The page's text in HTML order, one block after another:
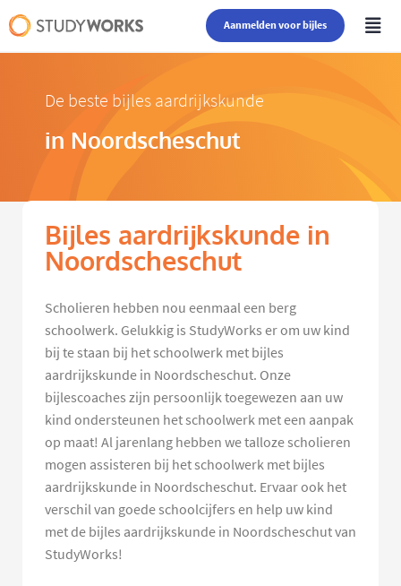
Aanmelden voor bijles
De beste bijles aardrijkskunde
in Noordscheschut
Bijles aardrijkskunde in
Noordscheschut
Scholieren hebben nou eenmaal een berg
schoolwerk. Gelukkig is StudyWorks er om uw kind
bij te staan bij het schoolwerk met bijles
aardrijkskunde in Noordscheschut. Onze
bijlescoaches zijn persoonlijk toegewezen aan uw
kind ondersteunen het schoolwerk met een aanpak
op maat! Al jarenlang hebben we talloze scholieren
mogen assisteren bij het schoolwerk met bijles
aardrijkskunde in Noordscheschut. Ervaar ook het
verschil van goede schoolcijfers en help uw kind
met de bijles aardrijkskunde in Noordscheschut van
StudyWorks!